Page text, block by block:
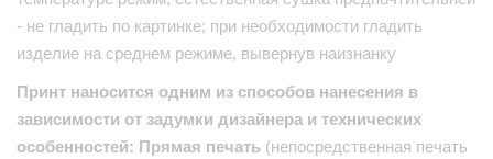
- не гладить по картинке; при необходимости гладить
изделие на среднем режиме, вывернув наизнанку
Принт наносится одним из способов нанесения в
зависимости от задумки дизайнера и технических
особенностей: Прямая печать (непосредственная печать